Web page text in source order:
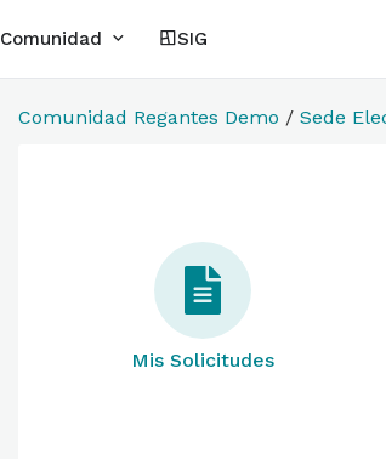
Comunidad SIG
Comunidad Regantes Demo / Sede
Mis Solicitudes